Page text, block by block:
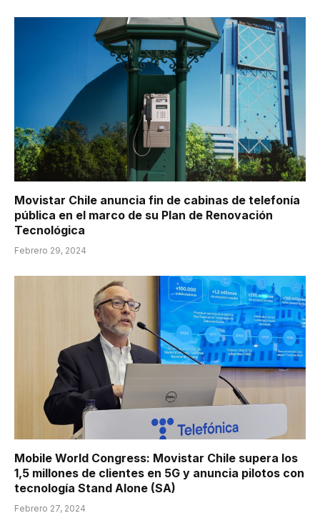
Movistar Chile anuncia fin de cabinas de telefonía
pública en el marco de su Plan de Renovación
Tecnológica
Febrero 29, 2024
Mobile World Congress: Movistar Chile supera los
1,5 millones de clientes en 5G y anuncia pilotos con
tecnología Stand Alone (SA)
Febrero 27, 2024